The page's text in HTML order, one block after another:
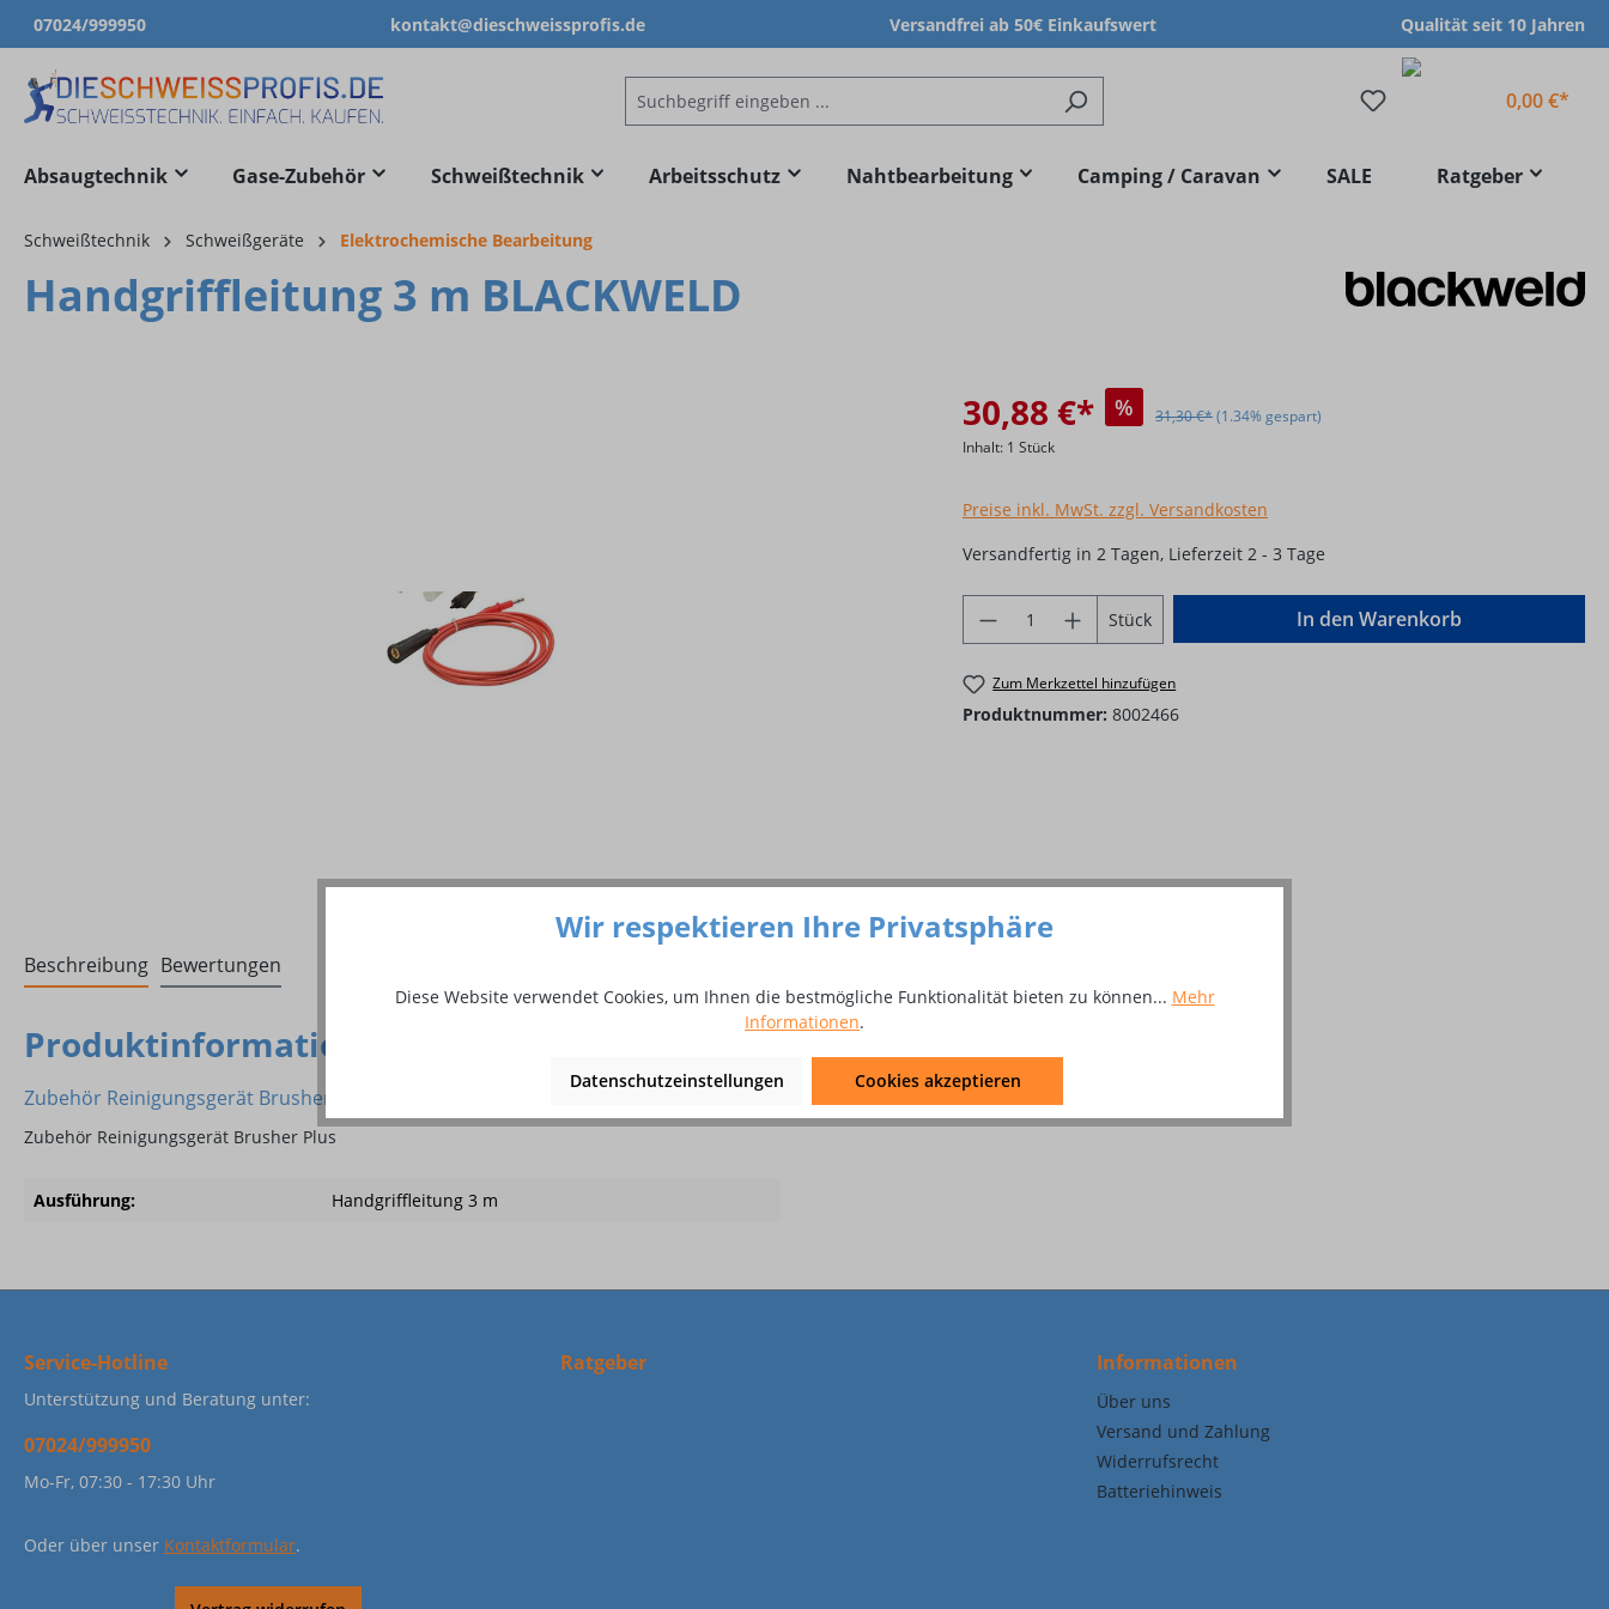
Zur Hauptnavigation springen
07024/999950 kontakt@dieschweissprofis.de Versandfrei ab 50€ Einkaufswert Qualität seit 10 Jahren
0,00 €*
Absaugtechnik Gase-Zubehör Schweißtechnik Arbeitsschutz Nahtbearbeitung Camping / Caravan SALE Ratgeber
Schweißtechnik Schweißgeräte Elektrochemische Bearbeitung
Handgriffleitung 3 m BLACKWELD
30,88 €* % 31,30 €*(1.34% gespart)
Inhalt: 1 Stück
Preise inkl. MwSt. zzgl. Versandkosten
Versandfertig in 2 Tagen, Lieferzeit 2 - 3 Tage
Produkt Anzahl: Gib den gewünschten Wert
Stück In den Warenkorb
Zum Merkzettel hinzufügen
Produktnummer: 8002466
Beschreibung Bewertungen
Produktinformationen "Handgriffleitung 3 m BLACKWELD"
Zubehör Reinigungsgerät Brusher Plus
Zubehör Reinigungsgerät Brusher Plus
Ausführung: Handgriffleitung 3 m
Service-Hotline
Unterstützung und Beratung unter:
07024/999950
Mo-Fr, 07:30 - 17:30 Uhr
Oder über unser Kontaktformular.
Ratgeber Informationen
Über uns
Versand und Zahlung
Widerrufsrecht
Batteriehinweis
Wir respektieren Ihre Privatsphäre
Diese Website verwendet Cookies, um Ihnen die bestmögliche Funktionalität bieten zu können... Mehr
Informationen.
Datenschutzeinstellungen Cookies akzeptieren